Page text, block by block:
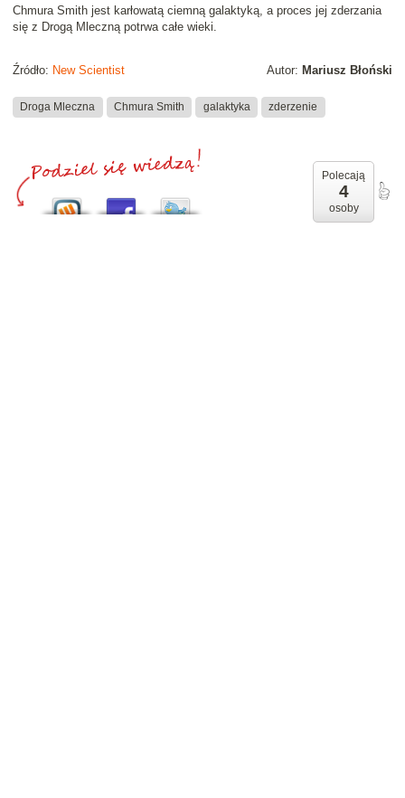
Chmura Smith jest karłowatą ciemną galaktyką, a proces jej zderzania
się z Drogą Mleczną potrwa całe wieki.
Autor: Mariusz Błoński
Źródło: New Scientist
Droga Mleczna Chmura Smith galaktyka zderzenie
Polecają
4
osoby